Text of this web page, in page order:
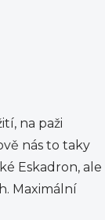
na paži
nás to taky
Eskadron, ale
Maximální